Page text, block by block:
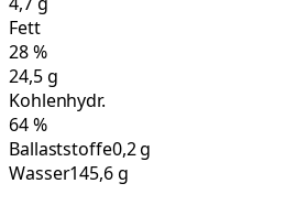
Fett
28%
24,5g
Kohlenhydr.
64%
Ballaststoffe0,2 g
Wasser145,6 g